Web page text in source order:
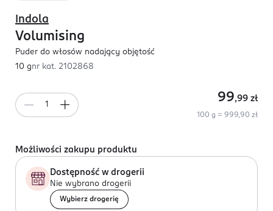
Indola
Volumising
Puder do włosów nadający objętość
10 gnr kat. 2102868
99,99 zł
100 g = 999,90 zł
Możliwości zakupu produktu
Dostępność w drogerii
Nie wybrano drogerii
Wybierz drogerię